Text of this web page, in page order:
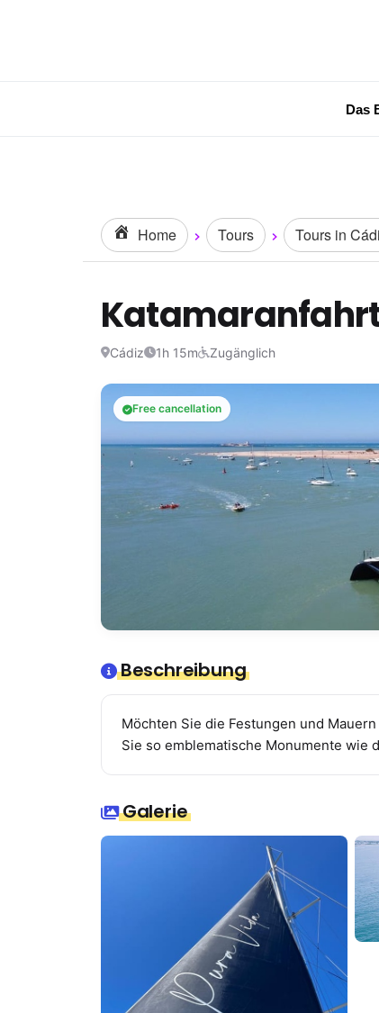
Das
Home Tours Tours in
Cádiz 1h 15m Zugänglich
Free cancellation
Beschreibung
Möchten Sie die Festungen und
Sie so emblematische Monumente wie
Galerie